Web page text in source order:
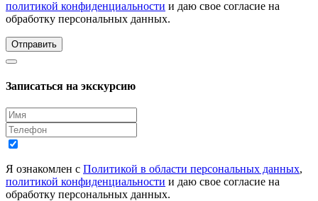
политикой конфиденциальности и даю свое согласие на
обработку персональных данных.
Отправить
Записаться на экскурсию
Я ознакомлен с Политикой в области персональных данных,
политикой конфиденциальности и даю свое согласие на
обработку персональных данных.